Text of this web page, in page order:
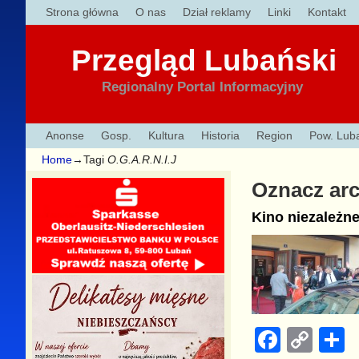
Strona główna O nas Dział reklamy Linki Kontakt
Przegląd Lubański
Regionalny Portal Informacyjny
Anonse Gosp. Kultura Historia Region Pow.
Home→Tagi O.G.A.R.N.I.J
Oznacz
Kino
F
C